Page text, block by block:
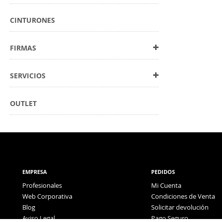
CINTURONES
FIRMAS
SERVICIOS
OUTLET
EMPRESA
Profesionales
Web Corporativa
Blog
Aviso Legal
PEDIDOS
Mi Cuenta
Condiciones de Venta
Solicitar devolución
Pago Seguro